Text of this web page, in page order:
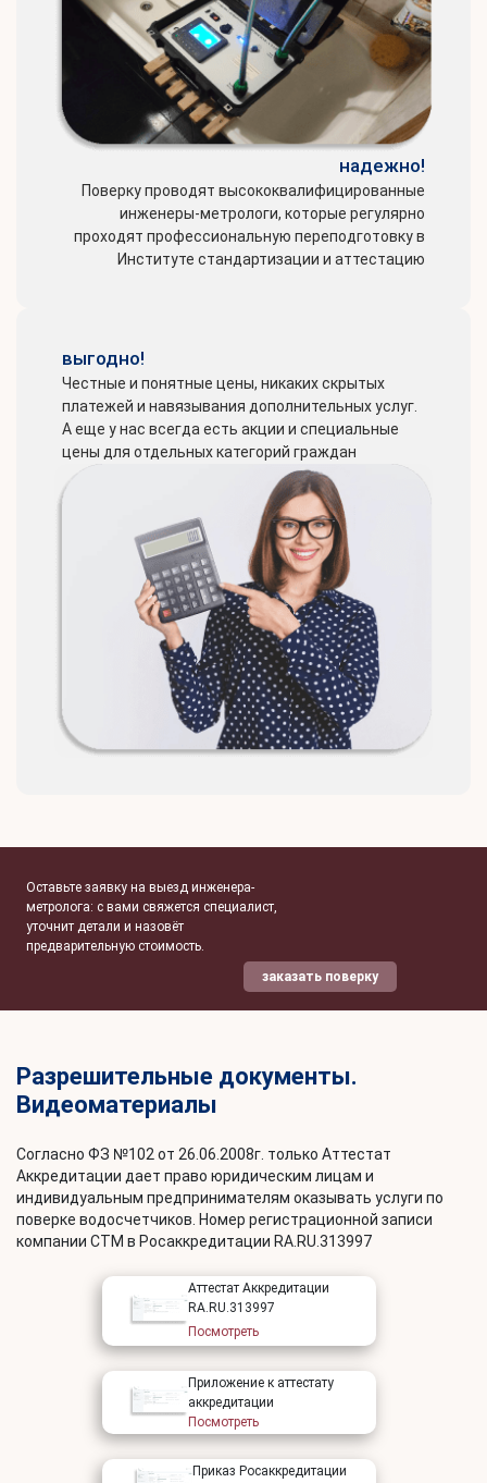
надежно!
Поверку проводят высококвалифицированные
инженеры-метрологи, которые регулярно
проходят профессиональную переподготовку в
Институте стандартизации и аттестацию
выгодно!
Честные и понятные цены, никаких скрытых
платежей и навязывания дополнительных услуг.
А еще у нас всегда есть акции и специальные
цены для отдельных категорий граждан
Оставьте заявку на выезд инженера-
метролога: с вами свяжется специалист,
уточнит детали и назовёт
предварительную стоимость.
заказать поверку
Разрешительные документы.
Видеоматериалы
Согласно ФЗ №102 от 26.06.2008г. только Аттестат
Аккредитации дает право юридическим лицам и
индивидуальным предпринимателям оказывать услуги по
поверке водосчетчиков. Номер регистрационной записи
компании СТМ в Росаккредитации RA.RU.313997
Аттестат Аккредитации
RA.RU.313997
Посмотреть
Приложение к аттестату
аккредитации
Посмотреть
Приказ Росаккредитации